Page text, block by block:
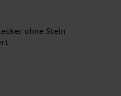
ohne Stein